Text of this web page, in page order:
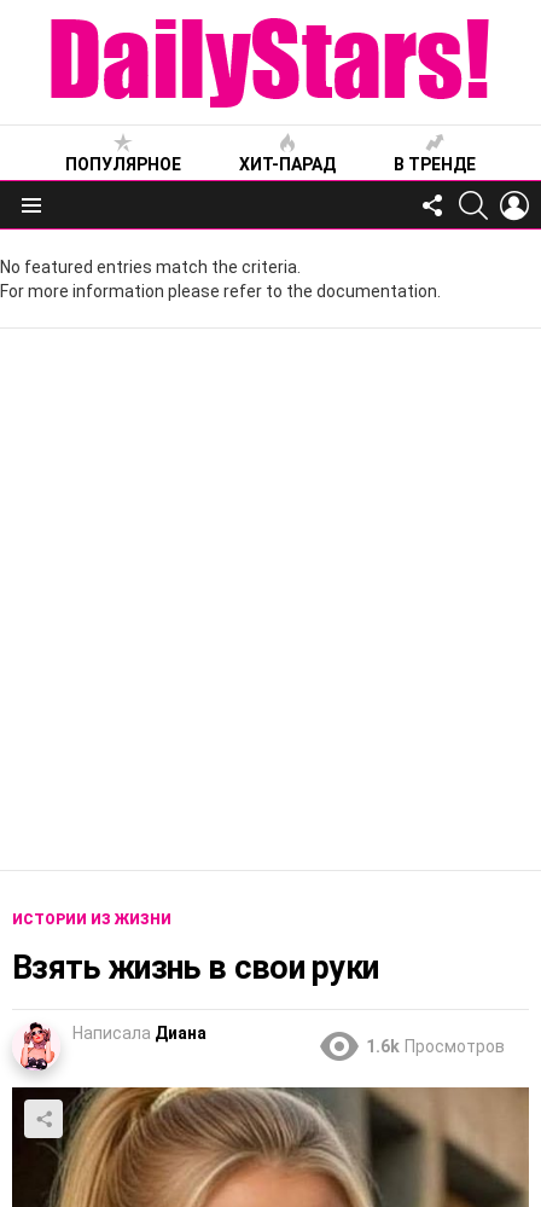
ПОПУЛЯРНОЕ ХИТ-ПАРАД В ТРЕНДЕ
Меню
FOLLOW
US
No featured entries match the criteria.
For more information please refer to the documentation.
ИСТОРИИ ИЗ ЖИЗНИ
Взять жизнь в свои руки
Написала Диана
1.6k Просмотров